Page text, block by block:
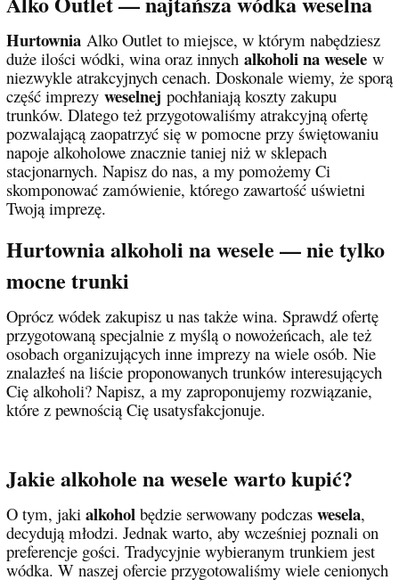
Hurtownia Alko Outlet to miejsce, w którym nabędziesz
duże ilości wódki, wina oraz innych alkoholi na weselew
niezwykle atrakcyjnych cenach. Doskonale wiemy, że sporą
część imprezy weselnej pochłaniają koszty zakupu
trunków. Dlatego też przygotowaliśmy atrakcyjną ofertę
pozwalającą zaopatrzyć się w pomocne przy świętowaniu
napoje alkoholowe znacznie taniej niż w sklepach
stacjonarnych. Napisz do nas, a my pomożemy Ci
skomponować zamówienie, którego zawartość uświetni
Twoją imprezę.
Hurtownia alkoholi na wesele — nie tylko
mocne trunki
Oprócz wódek zakupisz u nas także wina. Sprawdź ofertę
przygotowaną specjalnie z myślą o nowożeńcach, ale też
osobach organizujących inne imprezy na wiele osób. Nie
znalazłeś na liście proponowanych trunków interesujących
Cię alkoholi? Napisz, a my zaproponujemy rozwiązanie,
które z pewnością Cię usatysfakcjonuje.
Jakie alkohole na wesele warto kupić?
O tym, jaki alkohol będzie serwowany podczas wesela,
decydują młodzi. Jednak warto, aby wcześniej poznali on
preferencje gości. Tradycyjnie wybieranym trunkiem jest
wódka. W naszej ofercie przygotowaliśmy wiele cenionych